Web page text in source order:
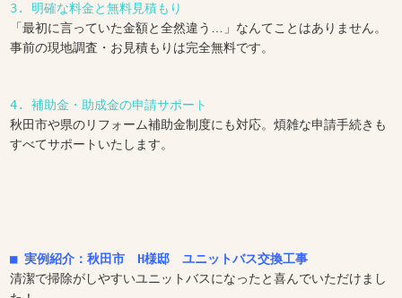
3. 明確な料金と無料見積もり
「最初に言っていた金額と全然違う…」なんてことはありません。
事前の現地調査・お見積もりは完全無料です。
4. 補助金・助成金の申請サポート
秋田市や県のリフォーム補助金制度にも対応。煩雑な申請手続きも
すべてサポートいたします。
■ 実例紹介：秋田市　H様邸　ユニットバス交換工事
清潔で掃除がしやすいユニットバスになったと喜んでいただけまし